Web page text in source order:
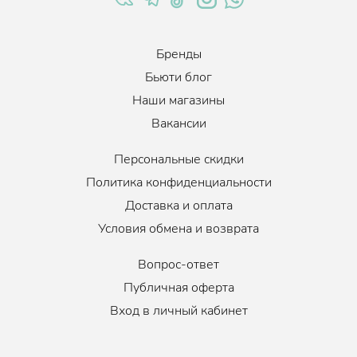
Бренды
Бьюти блог
Наши магазины
Вакансии
Персональные скидки
Политика конфиденциальности
Доставка и оплата
Условия обмена и возврата
Вопрос-ответ
Публичная оферта
Вход в личный кабинет